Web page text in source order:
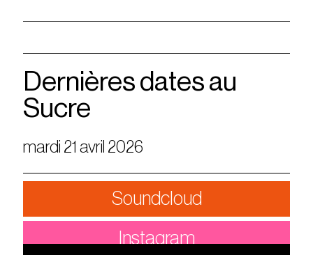
Dernières dates au
Sucre
mardi 21 avril 2026
Soundcloud
Instagram